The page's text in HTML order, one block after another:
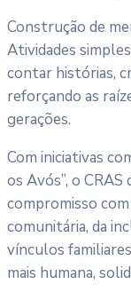
Construção de
Atividades
contar histórias,
reforçando as
gerações.
Com iniciativas
os Avós”, o
compromisso
comunitária, da
vínculos
mais humana,